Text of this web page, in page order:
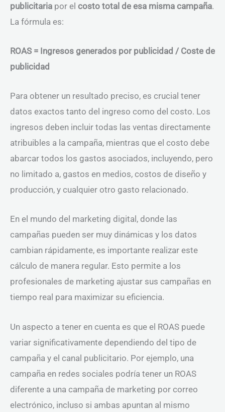
publicitaria por el costo total de esa misma campaña.
La fórmula es:
ROAS = Ingresos generados por publicidad / Coste de
publicidad
Para obtener un resultado preciso, es crucial tener
datos exactos tanto del ingreso como del costo. Los
ingresos deben incluir todas las ventas directamente
atribuibles a la campaña, mientras que el costo debe
abarcar todos los gastos asociados, incluyendo, pero
no limitado a, gastos en medios, costos de diseño y
producción, y cualquier otro gasto relacionado.
En el mundo del marketing digital, donde las
campañas pueden ser muy dinámicas y los datos
cambian rápidamente, es importante realizar este
cálculo de manera regular. Esto permite a los
profesionales de marketing ajustar sus campañas en
tiempo real para maximizar su eficiencia.
Un aspecto a tener en cuenta es que el ROAS puede
variar significativamente dependiendo del tipo de
campaña y el canal publicitario. Por ejemplo, una
campaña en redes sociales podría tener un ROAS
diferente a una campaña de marketing por correo
electrónico, incluso si ambas apuntan al mismo